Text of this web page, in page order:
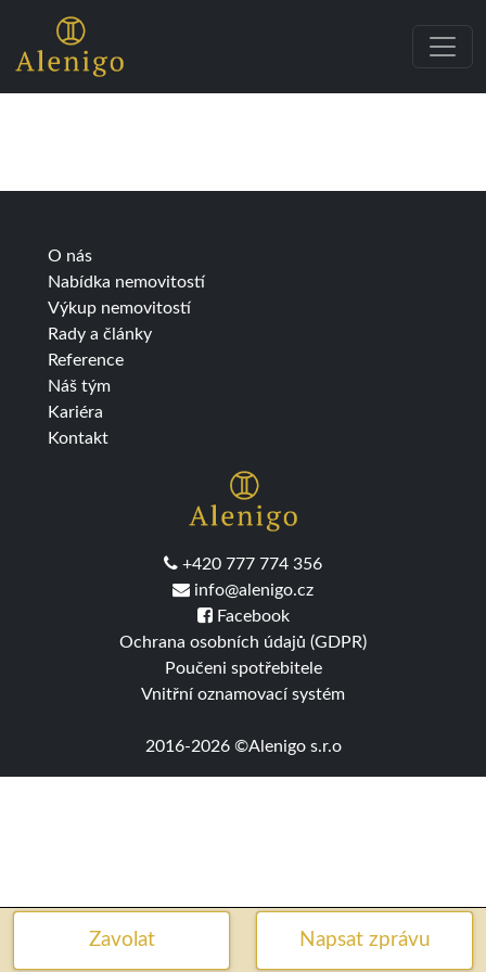
Kategorie:
Typ:
O nás
Nabídka nemovitostí
Výkup nemovitostí
Rady a články
Reference
Náš tým
Kariéra
Kontakt
+420 777 774 356
info@alenigo.cz
Facebook
Ochrana osobních údajů (GDPR)
Poučeni spotřebitele
Vnitřní oznamovací systém
2016-2026 ©Alenigo s.r.o
Zavolat Napsat zprávu